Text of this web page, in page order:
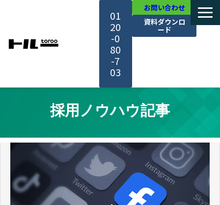
01
20
-0
80
-7
03
お問い合わせ
資料ダウンロ
ード
料金・プラン
採用ノウハウ記事